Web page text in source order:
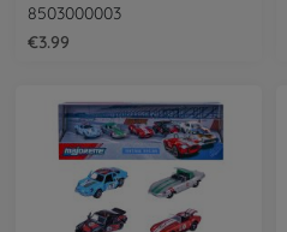
8503000003
€3.99